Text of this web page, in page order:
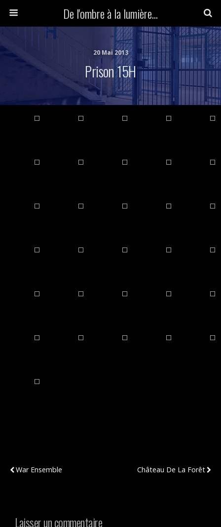
De l'ombre à la lumière...
20 Mai 2013
Prison 15H
War Ensemble
Château De La Forêt
Laisser un commentaire